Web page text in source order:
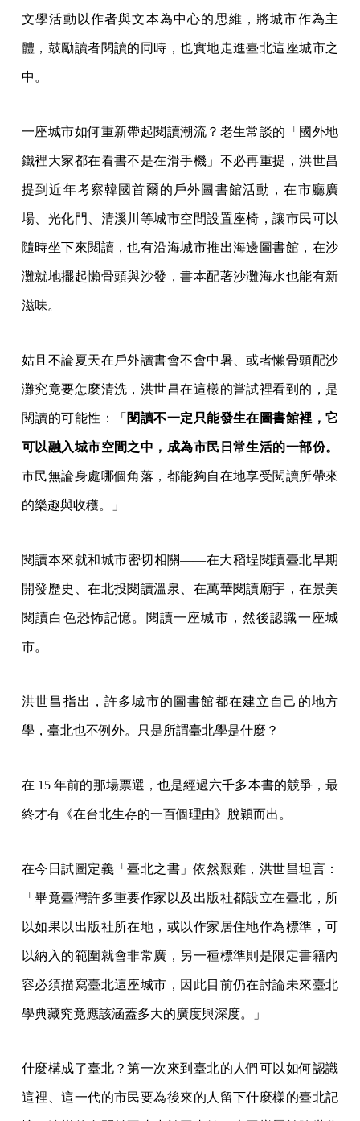
文學活動以作者與文本為中心的思維，將城市作為主
體，鼓勵讀者閱讀的同時，也實地走進臺北這座城市之
中。
一座城市如何重新帶起閱讀潮流？老生常談的「國外地
鐵裡大家都在看書不是在滑手機」不必再重提，洪世昌
提到近年考察韓國首爾的戶外圖書館活動，在市廳廣
場、光化門、清溪川等城市空間設置座椅，讓市民可以
隨時坐下來閱讀，也有沿海城市推出海邊圖書館，在沙
灘就地擺起懶骨頭與沙發，書本配著沙灘海水也能有新
滋味。
姑且不論夏天在戶外讀書會不會中暑、或者懶骨頭配沙
灘究竟要怎麼清洗，洪世昌在這樣的嘗試裡看到的，是
閱讀的可能性：「 閱讀不一定只能發生在圖書館裡，它
可以融入城市空間之中，成為市民日常生活的一部份。
市民無論身處哪個角落，都能夠自在地享受閱讀所帶來
的樂趣與收穫。」
閱讀本來就和城市密切相關——在大稻埕閱讀臺北早期
開發歷史、在北投閱讀溫泉、在萬華閱讀廟宇，在景美
閱讀白色恐怖記憶。閱讀一座城市，然後認識一座城
市。
洪世昌指出，許多城市的圖書館都在建立自己的地方
學，臺北也不例外。只是所謂臺北學是什麼？
在 15 年前的那場票選，也是經過六千多本書的競爭，最
終才有《在台北生存的一百個理由》脫穎而出。
在今日試圖定義「臺北之書」依然艱難，洪世昌坦言：
「畢竟臺灣許多重要作家以及出版社都設立在臺北，所
以如果以出版社所在地，或以作家居住地作為標準，可
以納入的範圍就會非常廣，另一種標準則是限定書籍內
容必須描寫臺北這座城市，因此目前仍在討論未來臺北
學典藏究竟應該涵蓋多大的廣度與深度。」
什麼構成了臺北？第一次來到臺北的人們可以如何認識
這裡、這一代的市民要為後來的人留下什麼樣的臺北記